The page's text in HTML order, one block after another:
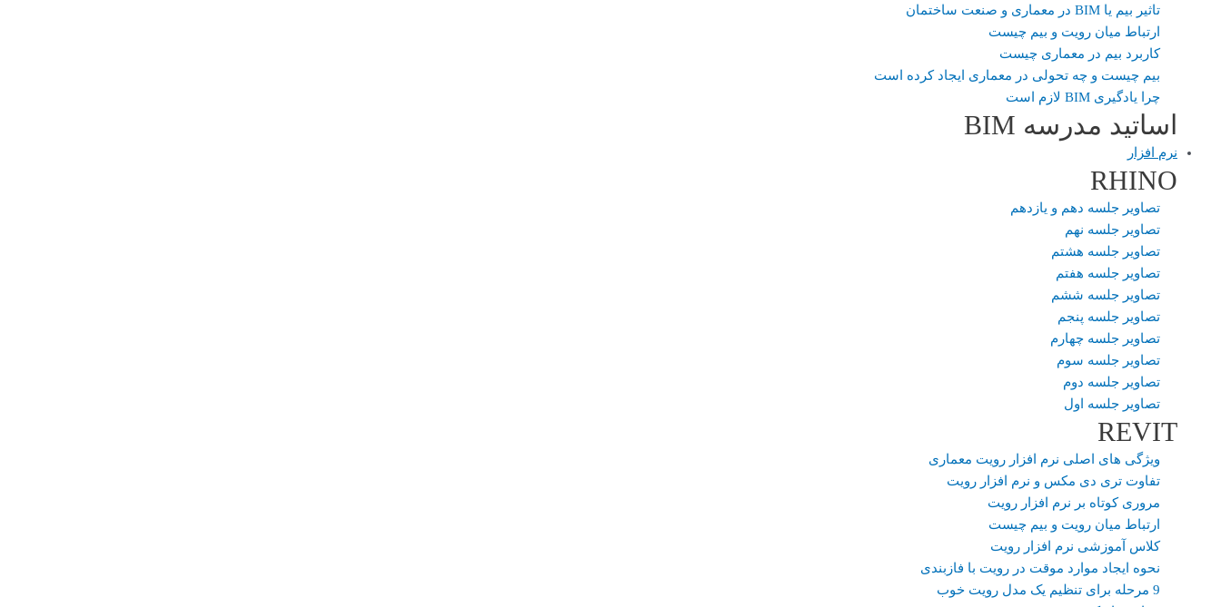
تاثیر بیم یا BIM در معماری و صنعت ساختمان
ارتباط میان رویت و بیم چیست
کاربرد بیم در معماری چیست
بیم چیست و چه تحولی در معماری ایجاد کرده است
چرا یادگیری BIM لازم است
اساتید مدرسه BIM
نرم افزار
RHINO
تصاویر جلسه دهم و یازدهم
تصاویر جلسه نهم
تصاویر جلسه هشتم
تصاویر جلسه هفتم
تصاویر جلسه ششم
تصاویر جلسه پنجم
تصاویر جلسه چهارم
تصاویر جلسه سوم
تصاویر جلسه دوم
تصاویر جلسه اول
REVIT
ویژگی های اصلی نرم افزار رویت معماری
تفاوت تری دی مکس و نرم افزار رویت
مروری کوتاه بر نرم افزار رویت
ارتباط میان رویت و بیم چیست
کلاس آموزشی نرم افزار رویت
نحوه ایجاد موارد موقت در رویت با فازبندی
9 مرحله برای تنظیم یک مدل رویت خوب